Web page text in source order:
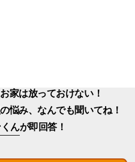
家は放っておけない！
悩み、なんでも聞いてね！
んが即回答！